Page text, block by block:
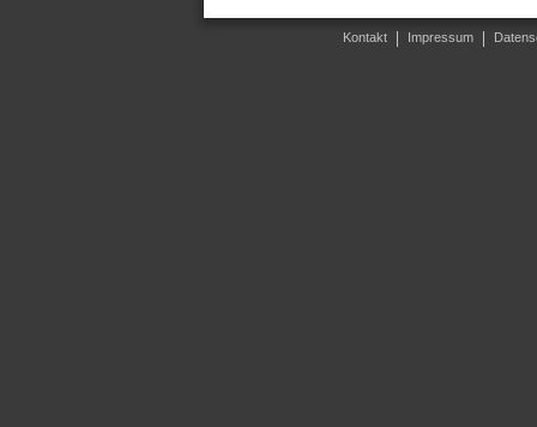
Kontakt Impressum